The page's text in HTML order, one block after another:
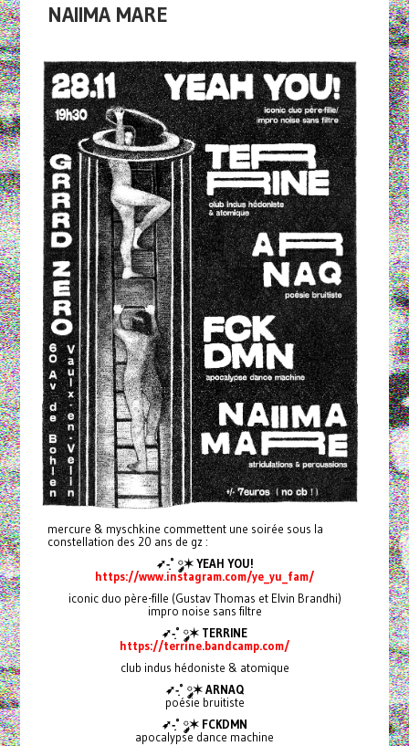
NAIIMA MARE
mercure & myschkine commettent une soirée sous la
constellation des 20 ans de gz :
➶-͙˚ ༘✶ YEAH YOU!
https://www.instagram.com/ye_yu_fam/
iconic duo père-fille (Gustav Thomas et Elvin Brandhi)
impro noise sans filtre
➶-͙˚ ༘✶ TERRINE
https://terrine.bandcamp.com/
club indus hédoniste & atomique
➶-͙˚ ༘✶ ARNAQ
poésie bruitiste
➶-͙˚ ༘✶ FCKDMN
apocalypse dance machine